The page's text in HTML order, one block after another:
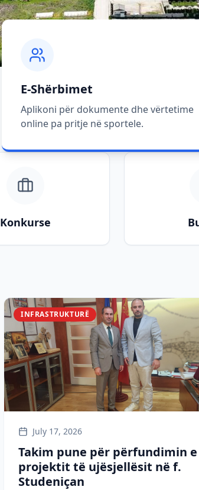
E-Shërbimet
Aplikoni për dokumente dhe vërtetime
online pa pritje në sportele.
Konkurse
INFRASTRUKTURË
July 17, 2026
Takim pune për përfundimin e
projektit të ujësjellësit në f.
Studeniçan